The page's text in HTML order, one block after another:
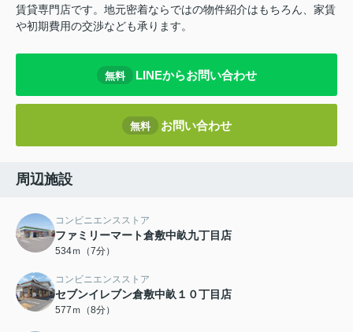
賃貸専門店です。地元密着ならではの物件紹介はもちろん、家賃
や初期費用の交渉なども承ります。
無料 LINEからお問い合わせ
無料 お問い合わせ
周辺施設
コンビニエンスストア
ファミリーマート倉敷中畝九丁目店
534ｍ（7分）
コンビニエンスストア
セブンイレブン倉敷中畝１０丁目店
577ｍ（8分）